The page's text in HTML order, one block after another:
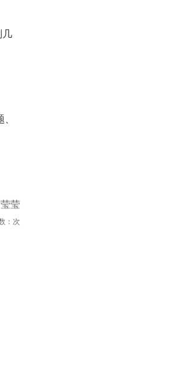
几
莹
： 次